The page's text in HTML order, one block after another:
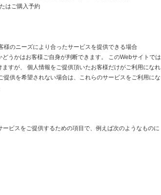
はご購入予約
様のニーズにより合ったサービスを提供できる場合
うかはお客様ご自身が判断できます。 このWebサイトでは
すが、 個人情報をご提供頂いたお客様だけがご利用になれ
提供を希望されない場合は、これらのサービスをご利用にな
ビスをご提供するための項目で、例えば次のようなものに